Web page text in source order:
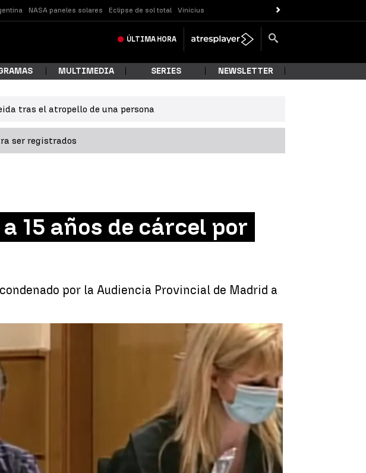
NASA paneles solares Eclipse de sol total Vinicius
ÚLTIMA HORA
MULTIMEDIA SERIES NEWSLETTER
tras el atropello de una persona
ser registrados
15 años de cárcel por
por la Audiencia Provincial de Madrid a
a 15 años de cárcel por matar a su exnovia Heidi Paz | Antena 3 Noticias